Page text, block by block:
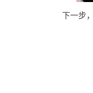
下一步，